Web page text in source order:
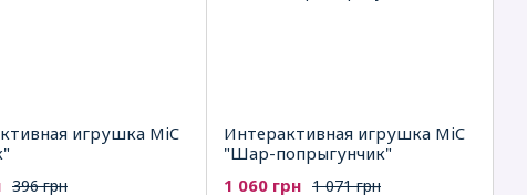
игрушка MiC
396 грн
Интерактивная игрушка MiC
"Шар-попрыгунчик"
1 071 грн
1 060 грн